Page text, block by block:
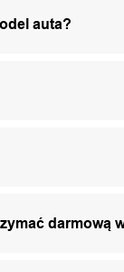
auta?
darmową